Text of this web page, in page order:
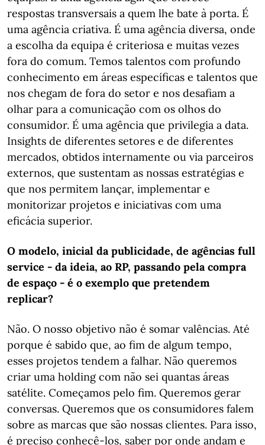
respostas transversais a quem lhe bate à porta. É
uma agência criativa. É uma agência diversa, onde
a escolha da equipa é criteriosa e muitas vezes
fora do comum. Temos talentos com profundo
conhecimento em áreas específicas e talentos que
nos chegam de fora do setor e nos desafiam a
olhar para a comunicação com os olhos do
consumidor. É uma agência que privilegia a data.
Insights de diferentes setores e de diferentes
mercados, obtidos internamente ou via parceiros
externos, que sustentam as nossas estratégias e
que nos permitem lançar, implementar e
monitorizar projetos e iniciativas com uma
eficácia superior.
O modelo, inicial da publicidade, de agências full
service - da ideia, ao RP, passando pela compra
de espaço - é o exemplo que pretendem
replicar?
Não. O nosso objetivo não é somar valências. Até
porque é sabido que, ao fim de algum tempo,
esses projetos tendem a falhar. Não queremos
criar uma holding com não sei quantas áreas
satélite. Começamos pelo fim. Queremos gerar
conversas. Queremos que os consumidores falem
sobre as marcas que são nossas clientes. Para isso,
é preciso conhecê-los, saber por onde andam e